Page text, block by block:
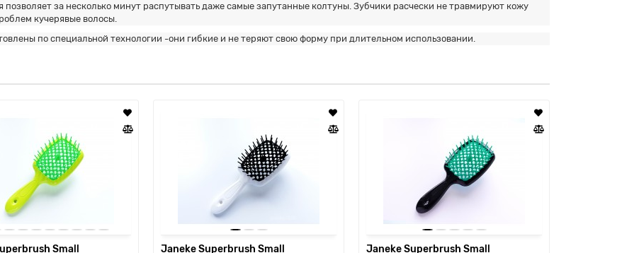
за несколько минут распутывать даже самые запутанные колтуны. Зубчики расчески не травмируют кожу
кучерявые волосы.
по специальной технологии -они гибкие и не теряют свою форму при длительном использовании.
Small
Janeke Superbrush Small
Janeke Superbrush Small